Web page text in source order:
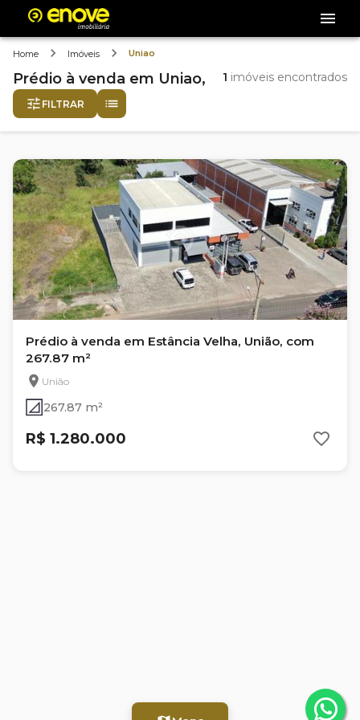
Home Imóveis Uniao
Prédio à venda em Uniao, 1 imóveis encontrados
FILTRAR
Prédio à venda em Estância Velha, União, com
267.87 m²
União
267.87 m²
R$ 1.280.000